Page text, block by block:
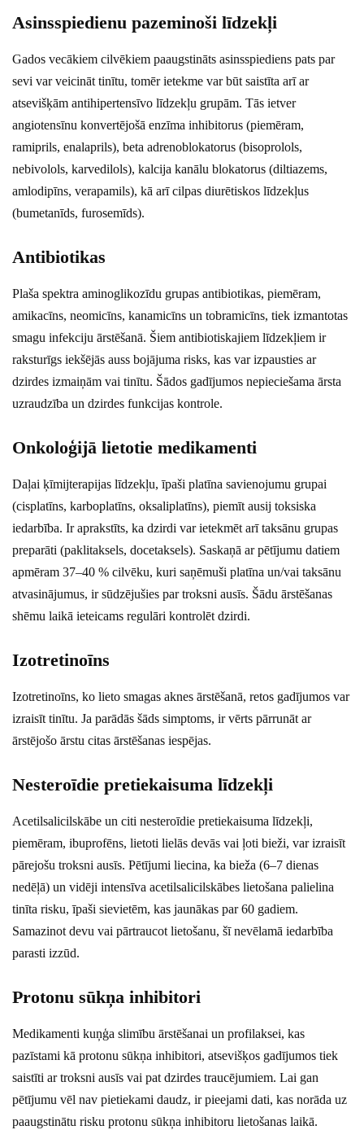
Asinsspiedienu pazeminoši līdzekļi
Gados vecākiem cilvēkiem paaugstināts asinsspiediens pats par
sevi var veicināt tinītu, tomēr ietekme var būt saistīta arī ar
atsevišķām antihipertensīvo līdzekļu grupām. Tās ietver
angiotensīnu konvertējošā enzīma inhibitorus (piemēram,
ramiprils, enalaprils), beta adrenoblokatorus (bisoprolols,
nebivolols, karvedilols), kalcija kanālu blokatorus (diltiazems,
amlodipīns, verapamils), kā arī cilpas diurētiskos līdzekļus
(bumetanīds, furosemīds).
Antibiotikas
Plaša spektra aminoglikozīdu grupas antibiotikas, piemēram,
amikacīns, neomicīns, kanamicīns un tobramicīns, tiek izmantotas
smagu infekciju ārstēšanā. Šiem antibiotiskajiem līdzekļiem ir
raksturīgs iekšējās auss bojājuma risks, kas var izpausties ar
dzirdes izmaiņām vai tinītu. Šādos gadījumos nepieciešama ārsta
uzraudzība un dzirdes funkcijas kontrole.
Onkoloģijā lietotie medikamenti
Daļai ķīmijterapijas līdzekļu, īpaši platīna savienojumu grupai
(cisplatīns, karboplatīns, oksaliplatīns), piemīt ausij toksiska
iedarbība. Ir aprakstīts, ka dzirdi var ietekmēt arī taksānu grupas
preparāti (paklitaksels, docetaksels). Saskaņā ar pētījumu datiem
apmēram 37–40 % cilvēku, kuri saņēmuši platīna un/vai taksānu
atvasinājumus, ir sūdzējušies par troksni ausīs. Šādu ārstēšanas
shēmu laikā ieteicams regulāri kontrolēt dzirdi.
Izotretinoīns
Izotretinoīns, ko lieto smagas aknes ārstēšanā, retos gadījumos var
izraisīt tinītu. Ja parādās šāds simptoms, ir vērts pārrunāt ar
ārstējošo ārstu citas ārstēšanas iespējas.
Nesteroīdie pretiekaisuma līdzekļi
Acetilsalicilskābe un citi nesteroīdie pretiekaisuma līdzekļi,
piemēram, ibuprofēns, lietoti lielās devās vai ļoti bieži, var izraisīt
pārejošu troksni ausīs. Pētījumi liecina, ka bieža (6–7 dienas
nedēļā) un vidēji intensīva acetilsalicilskābes lietošana palielina
tinīta risku, īpaši sievietēm, kas jaunākas par 60 gadiem.
Samazinot devu vai pārtraucot lietošanu, šī nevēlamā iedarbība
parasti izzūd.
Protonu sūkņa inhibitori
Medikamenti kuņģa slimību ārstēšanai un profilaksei, kas
pazīstami kā protonu sūkņa inhibitori, atsevišķos gadījumos tiek
saistīti ar troksni ausīs vai pat dzirdes traucējumiem. Lai gan
pētījumu vēl nav pietiekami daudz, ir pieejami dati, kas norāda uz
paaugstinātu risku protonu sūkņa inhibitoru lietošanas laikā.